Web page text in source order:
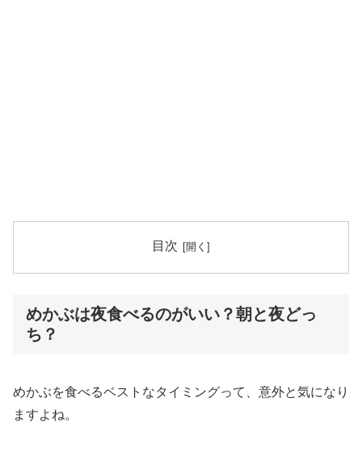
目次
めかぶは夜食べるのがいい？朝と夜どっ
ち？
めかぶを食べるベストなタイミングって、意外と気になり
ますよね。